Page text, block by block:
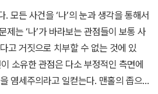
수를 하자고 부추겨도 나는 시큰둥할 뿐
찾아냈다고 하천의 보라색 소파로 불러
다. 한번 빠지면 돌아올 수
란 부조리한 것이고, 인간 존재 역시 불
이고 싶어 했던 아빠는 영웅이 되어 죽
다음에도 집안 분위기는 변하지 않았다.
마음을 여는 주인공은 어린시절 누나
의지했던 경험이 있기 때문이다.다만
에 맞서는 방식으로 또는 폭력으로 힘
해주는 모습으로 나아가야 하는데 그렇
가족 구성원 개개인이 해결하려고 하
불안하게 만들고 싶지 않았다. 두 사람
자들이었다. 둘을 기쁘고 즐겁게 해 주고
는 내 모든 기억을 지워야 했다. 엄마 얼
잔상, 누나의 마른 몸에 깃든 학대, 소
온몸에 불이 붙는 것 같은 내 환각에 차
야 했다. (163쪽) 폭력의 피해자였던
지는 재판 결과였다. 재활센터에서 16
은 집으로 돌아가 검정고시 준비하며
없이 자기 아들이지만 두렵다며 오열하
온다. 모두에게 작별을 고하는 소년의
되는데, 죽음을 암시하는 듯해 마음이 많
잘못이 아니데도 먼저 빌곤 했다. 그런
낄 수 없다. 상황을 모면하기 위해 무조
오히려 아주 괴롭히고 싶게 사람을 자
런 현실을 연극이라고 생각한다. 그리
나간다. 아버지가 순직한 후 모든 문제
버지의 폭력에 같은 편이었던 누나가 어
. 모든 사건을 ‘나’의 눈과 생각을 통해서
제는 ‘나’가 바라보는 관점들이 보통 사
고 거짓으로 치부할 수 없는 것에 있
소유한 관점은 다소 부정적인 측면에
염세주의라고 일컫는다. 맨홀의 좁으면